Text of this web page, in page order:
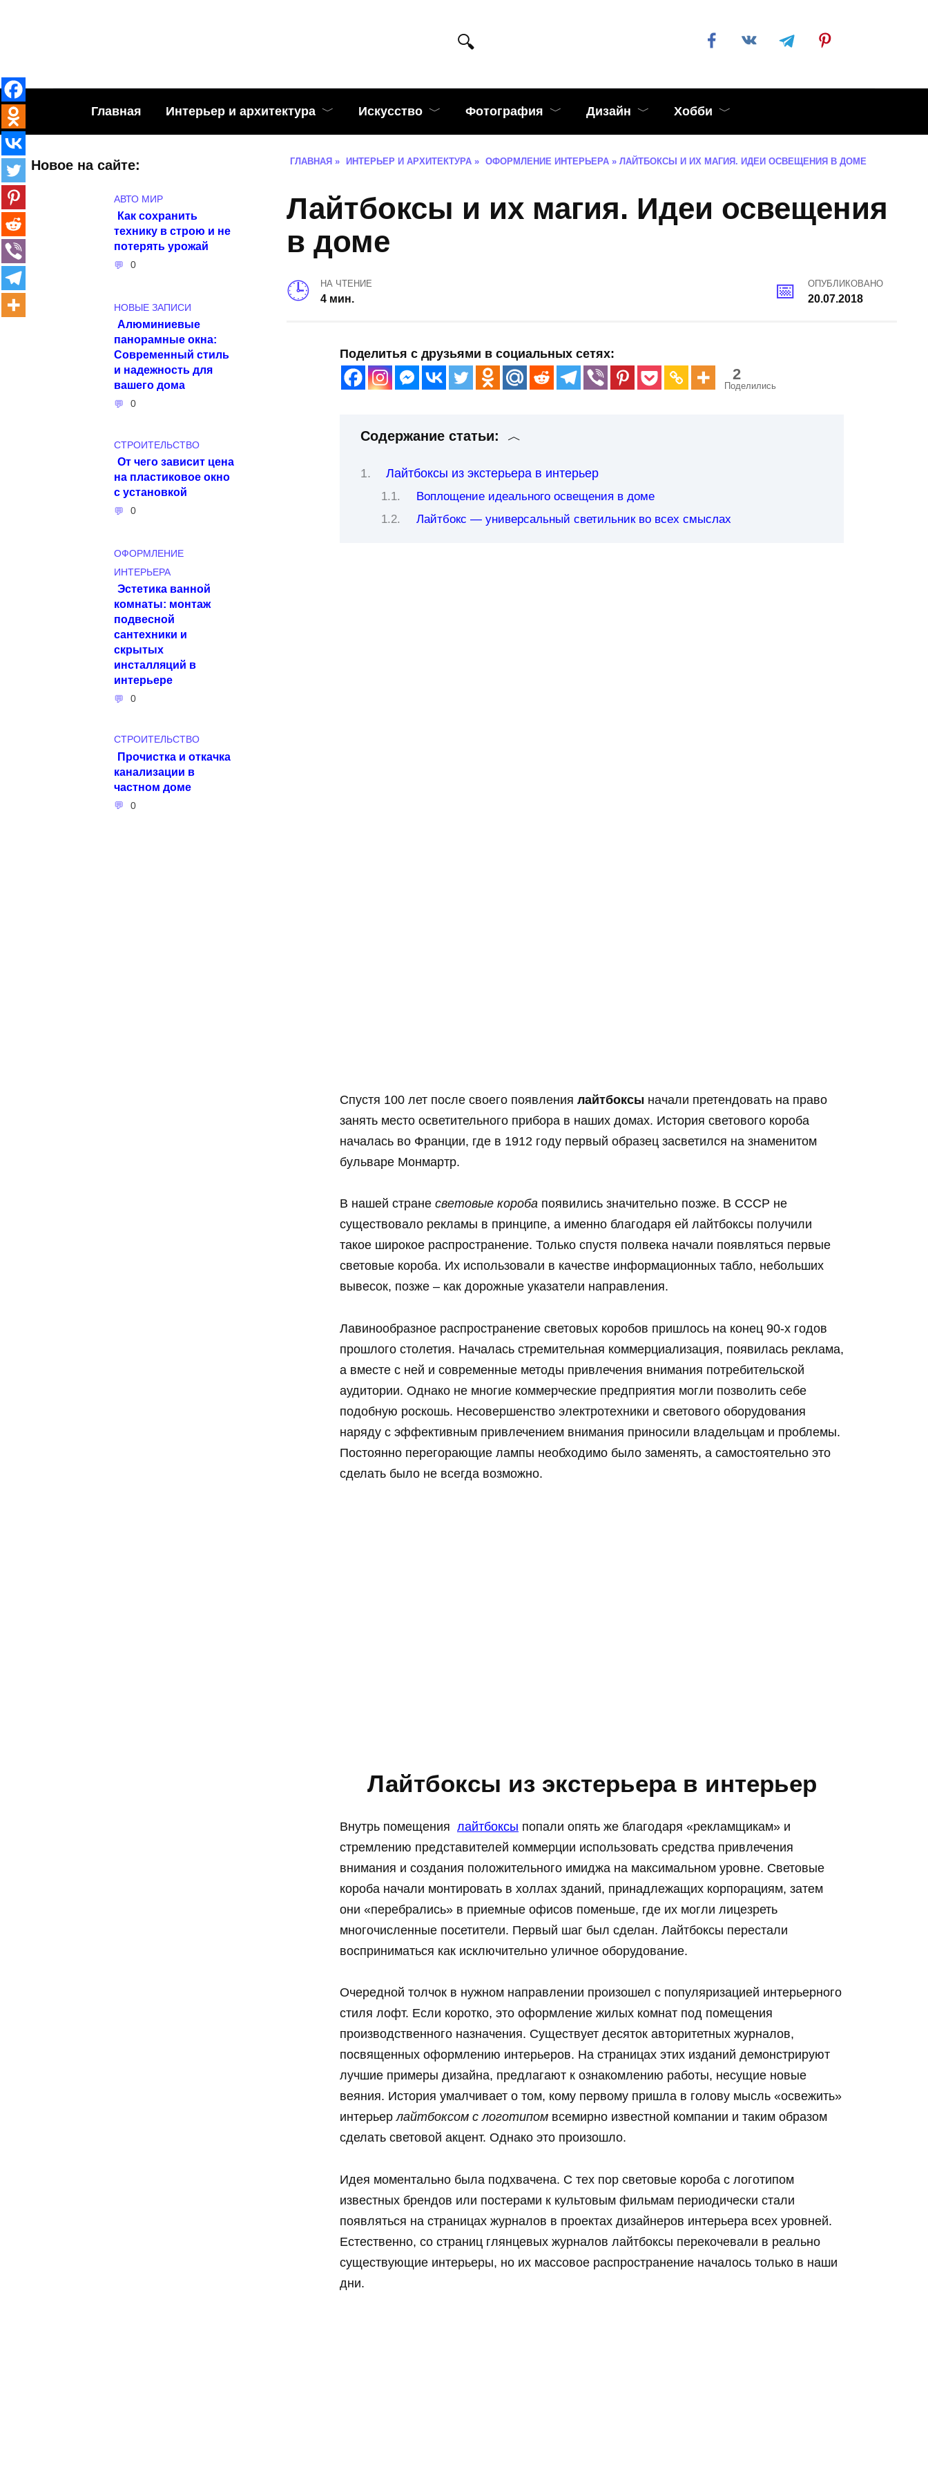
Главная Интерьер и архитектура Искусство Фотография Дизайн Хобби
ГЛАВНАЯ » ИНТЕРЬЕР И АРХИТЕКТУРА » ОФОРМЛЕНИЕ ИНТЕРЬЕРА » ЛАЙТБОКСЫ И ИХ МАГИЯ. ИДЕИ ОСВЕЩЕНИЯ В ДОМЕ
Лайтбоксы и их магия. Идеи освещения
в доме
НА ЧТЕНИЕ
4 мин.
ОПУБЛИКОВАНО
20.07.2018
Поделитья с друзьями в социальных сетях:
2
Поделились
Содержание статьи:
Лайтбоксы из экстерьера в интерьер
Воплощение идеального освещения в доме
Лайтбокс — универсальный светильник во всех смыслах
Спустя 100 лет после своего появления лайтбоксы начали претендовать на право
занять место осветительного прибора в наших домах. История светового короба
началась во Франции, где в 1912 году первый образец засветился на знаменитом
бульваре Монмартр.
В нашей стране световые короба появились значительно позже. В СССР не
существовало рекламы в принципе, а именно благодаря ей лайтбоксы получили
такое широкое распространение. Только спустя полвека начали появляться первые
световые короба. Их использовали в качестве информационных табло, небольших
вывесок, позже – как дорожные указатели направления.
Лавинообразное распространение световых коробов пришлось на конец 90-х годов
прошлого столетия. Началась стремительная коммерциализация, появилась реклама,
а вместе с ней и современные методы привлечения внимания потребительской
аудитории. Однако не многие коммерческие предприятия могли позволить себе
подобную роскошь. Несовершенство электротехники и светового оборудования
наряду с эффективным привлечением внимания приносили владельцам и проблемы.
Постоянно перегорающие лампы необходимо было заменять, а самостоятельно это
сделать было не всегда возможно.
Лайтбоксы из экстерьера в интерьер
Внутрь помещения лайтбоксы попали опять же благодаря «рекламщикам» и
стремлению представителей коммерции использовать средства привлечения
внимания и создания положительного имиджа на максимальном уровне. Световые
короба начали монтировать в холлах зданий, принадлежащих корпорациям, затем
они «перебрались» в приемные офисов поменьше, где их могли лицезреть
многочисленные посетители. Первый шаг был сделан. Лайтбоксы перестали
восприниматься как исключительно уличное оборудование.
Очередной толчок в нужном направлении произошел с популяризацией интерьерного
стиля лофт. Если коротко, это оформление жилых комнат под помещения
производственного назначения. Существует десяток авторитетных журналов,
посвященных оформлению интерьеров. На страницах этих изданий демонстрируют
лучшие примеры дизайна, предлагают к ознакомлению работы, несущие новые
веяния. История умалчивает о том, кому первому пришла в голову мысль «освежить»
интерьерлайтбоксом с логотипом всемирно известной компании и таким образом
сделать световой акцент. Однако это произошло.
Идея моментально была подхвачена. С тех пор световые короба с логотипом
известных брендов или постерами к культовым фильмам периодически стали
появляться на страницах журналов в проектах дизайнеров интерьера всех уровней.
Естественно, со страниц глянцевых журналов лайтбоксы перекочевали в реально
существующие интерьеры, но их массовое распространение началось только в наши
дни.
Новое на сайте:
АВТО МИР
Как сохранить
технику в строю и не
потерять урожай
0
НОВЫЕ ЗАПИСИ
Алюминиевые
панорамные окна:
Современный стиль
и надежность для
вашего дома
0
СТРОИТЕЛЬСТВО
От чего зависит цена
на пластиковое окно
с установкой
0
ОФОРМЛЕНИЕ
ИНТЕРЬЕРА
Эстетика ванной
комнаты: монтаж
подвесной
сантехники и
скрытых
инсталляций в
интерьере
0
СТРОИТЕЛЬСТВО
Прочистка и откачка
канализации в
частном доме
0